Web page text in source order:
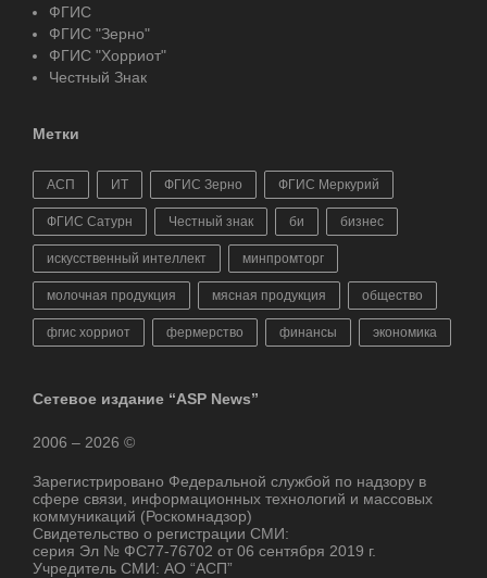
ФГИС
ФГИС "Зерно"
ФГИС "Хорриот"
Честный Знак
Метки
АСП ИТ ФГИС Зерно ФГИС Меркурий
ФГИС Сатурн Честный знак би бизнес
искусственный интеллект минпромторг
молочная продукция мясная продукция общество
фгис хорриот фермерство финансы экономика
Сетевое издание “ASP News”
2006 – 2026 ©
Зарегистрировано Федеральной службой по надзору в
сфере связи, информационных технологий и массовых
коммуникаций (Роскомнадзор)
Свидетельство о регистрации СМИ:
серия Эл № ФС77-76702 от 06 сентября 2019 г.
Учредитель СМИ: АО “АСП”